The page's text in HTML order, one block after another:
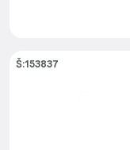
Š:153837